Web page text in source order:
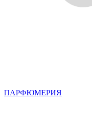
ПАРФЮМЕРИЯ